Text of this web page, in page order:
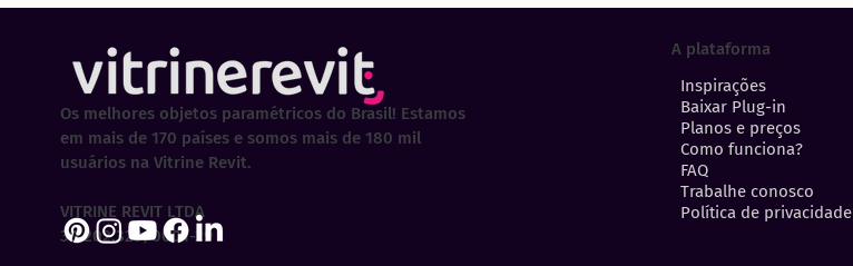
A plataforma
Inspirações
Baixar Plug-in
Planos e preços
Como funciona?
FAQ
Trabalhe conosco
Política de privacidade
Os melhores objetos paramétricos do Brasil! Estamos
em mais de 170 países e somos mais de 180 mil
usuários na Vitrine Revit.
VITRINE REVIT LTDA
30.202.323/0001-29